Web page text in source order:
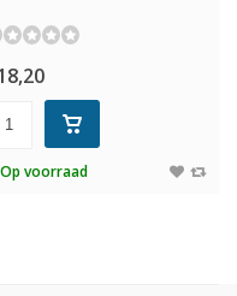
voorraad